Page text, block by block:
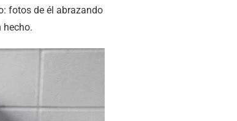
fotos de él abrazando
hecho.